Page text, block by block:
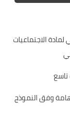
الاجتماعيات
وفق النموذج